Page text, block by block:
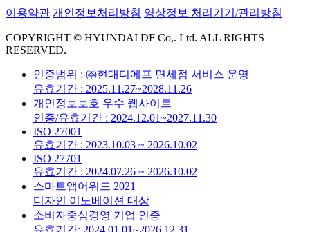
이용약관 개인정보처리방침 영상정보 처리기기/관리방침
COPYRIGHT © HYUNDAI DF Co,. Ltd. ALL RIGHTS
RESERVED.
인증범위 : ㈜현대디에프 면세점 서비스 운영
유효기간 : 2025.11.27~2028.11.26
개인정보보호 우수 웹사이트
인증/유효기간 : 2024.12.01~2027.11.30
ISO 27001
유효기간 : 2023.10.03 ~ 2026.10.02
ISO 27701
유효기간 : 2024.07.26 ~ 2026.10.02
스마트앱어워드 2021
디자인 이노베이션 대상
소비자중심경영 기업 인증
유효기간: 2024.01.01~2026.12.31